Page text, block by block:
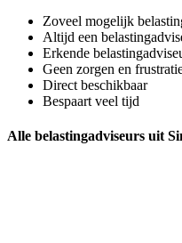
Zoveel mogelijk
Altijd een
Erkende
Geen zorgen en
Direct beschikbaar
Bespaart veel tijd
Alle belastingadviseurs uit